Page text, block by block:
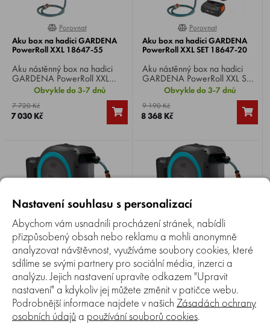
0%
Porovnat
Aku box na hadici GARDENA
PowerRoll XXL 18647-55
Aku nástěnný box na hadici
GARDENA PowerRoll XXL
18647-55 , Li-ion 18 V,
hadice 40 mm, automatické
navinutí pouhým stisknutím
tlačítka.
Obvykle do 3-7 dnů
7 720 Kč
7 030 Kč
0%
Porovnat
Aku box na hadici GARDENA
PowerRoll XXL SET 18647-20
Aku nástěnný box na hadici
GARDENA PowerRoll XXL SET
18647-20 , Li-ion 18 V / 2,5
Ah, hadice 40 mm,
automatické navinutí pouhým
stisknutím tlačítka, sada k
Obvykle do 3-7 dnů
9 190 Kč
8 368 Kč
0%
Porovnat
Aku box na hadici GARDENA
PowerRoll XXL SET 18645-20
Aku nástěnný box na hadici
GARDENA PowerRoll XXL SET
18645-20 , Li-ion 18 V / 2,5
Ah, hadice 40 mm,
automatické navinutí pouhým
Obvykle do 3-7 dnů
9 190 Kč
0%
Porovnat
Aku box na hadici GARDENA
PowerRoll XL SET 18640-20
Aku nástěnný box na hadici
GARDENA PowerRoll XL SET
18640-20 , Li-ion 18 V / 2,5
Ah, hadice 35 mm,
automatické navinutí pohým
Obvykle do 3-7 dnů
8 830 Kč
Nastavení souhlasu s personalizací
Abychom vám usnadnili procházení stránek, nabídli
přizpůsobený obsah nebo reklamu a mohli anonymně
analyzovat návštěvnost, využíváme soubory cookies, které
sdílíme se svými partnery pro sociální média, inzerci a
analýzu. Jejich nastavení upravíte odkazem "Upravit
nastavení" a kdykoliv jej můžete změnit v patičce webu.
Podrobnější informace najdete v našich Zásadách ochrany
osobních údajů a používání souborů cookies.